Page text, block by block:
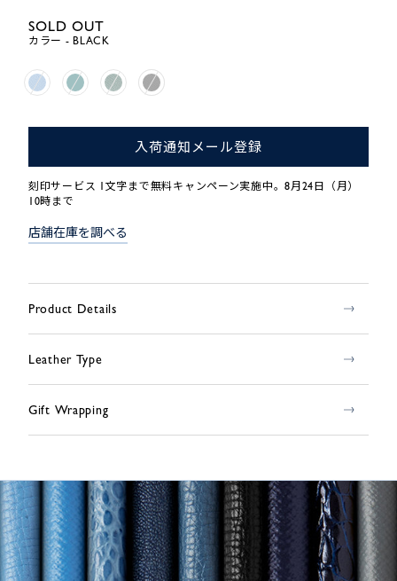
SOLD OUT
カラー - BLACK
入荷通知メール登録
刻印サービス 1文字まで無料キャンペーン実施中。8月24日（月）
10時まで
店舗在庫を調べる
Product Details
Leather Type
Gift Wrapping